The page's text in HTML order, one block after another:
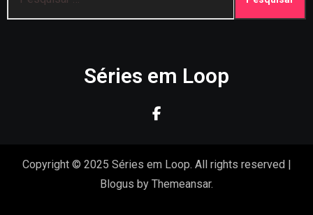
por:
Séries em Loop
Copyright © 2025 Séries em Loop. All rights reserved |
Blogus by Themeansar.